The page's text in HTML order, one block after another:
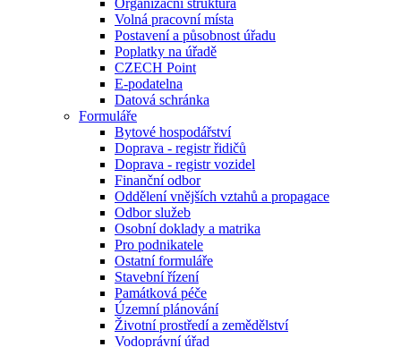
Organizační struktura
Volná pracovní místa
Postavení a působnost úřadu
Poplatky na úřadě
CZECH Point
E-podatelna
Datová schránka
Formuláře
Bytové hospodářství
Doprava - registr řidičů
Doprava - registr vozidel
Finanční odbor
Oddělení vnějších vztahů a propagace
Odbor služeb
Osobní doklady a matrika
Pro podnikatele
Ostatní formuláře
Stavební řízení
Památková péče
Územní plánování
Životní prostředí a zemědělství
Vodoprávní úřad